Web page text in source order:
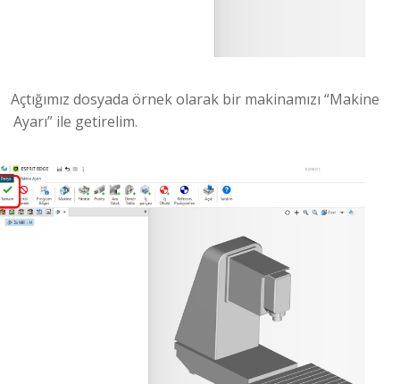
Açtığımız dosyada örnek olarak bir makinamızı “Makine
Ayarı” ile getirelim.